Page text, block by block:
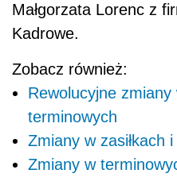
Małgorzata Lorenc z
Kadrowe.
Zobacz również:
Rewolucyjne zmiany
terminowych
Zmiany w zasiłkach
Zmiany w